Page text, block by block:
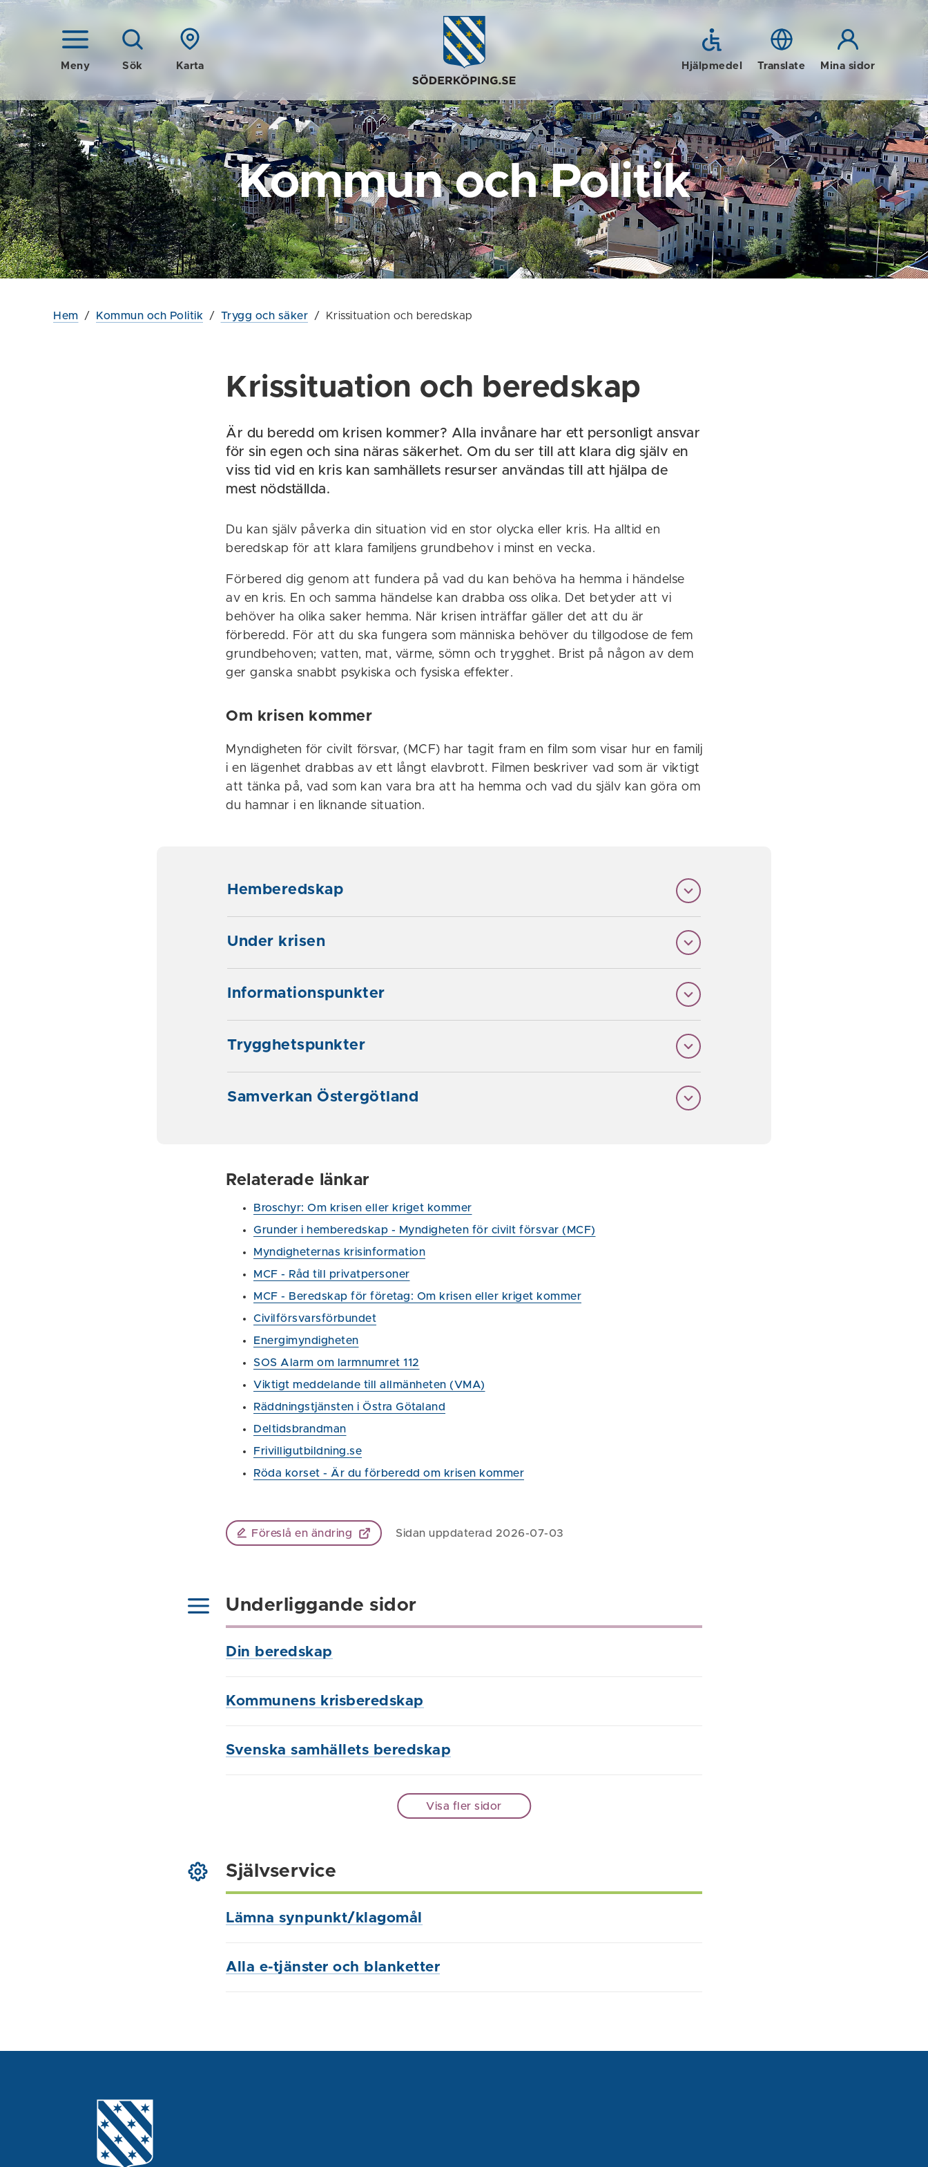
Meny Sök Karta Hjälpmedel Translate Mina sidor
Kommun och Politik
Hem / Kommun och Politik / Trygg och säker / Krissituation och beredskap
Krissituation och beredskap
Är du beredd om krisen kommer? Alla invånare har ett personligt ansvar
för sin egen och sina näras säkerhet. Om du ser till att klara dig själv en
viss tid vid en kris kan samhällets resurser användas till att hjälpa de
mest nödställda.
Du kan själv påverka din situation vid en stor olycka eller kris. Ha alltid en
beredskap för att klara familjens grundbehov i minst en vecka.
Förbered dig genom att fundera på vad du kan behöva ha hemma i händelse
av en kris. En och samma händelse kan drabba oss olika. Det betyder att vi
behöver ha olika saker hemma. När krisen inträffar gäller det att du är
förberedd. För att du ska fungera som människa behöver du tillgodose de fem
grundbehoven; vatten, mat, värme, sömn och trygghet. Brist på någon av dem
ger ganska snabbt psykiska och fysiska effekter.
Om krisen kommer
Myndigheten för civilt försvar, (MCF) har tagit fram en film som visar hur en familj
i en lägenhet drabbas av ett långt elavbrott. Filmen beskriver vad som är viktigt
att tänka på, vad som kan vara bra att ha hemma och vad du själv kan göra om
du hamnar i en liknande situation.
Hemberedskap
Under krisen
Informationspunkter
Trygghetspunkter
Samverkan Östergötland
Relaterade länkar
Broschyr: Om krisen eller kriget kommer
Grunder i hemberedskap - Myndigheten för civilt försvar (MCF)
Myndigheternas krisinformation
MCF - Råd till privatpersoner
MCF - Beredskap för företag: Om krisen eller kriget kommer
Civilförsvarsförbundet
Energimyndigheten
SOS Alarm om larmnumret 112
Viktigt meddelande till allmänheten (VMA)
Räddningstjänsten i Östra Götaland
Deltidsbrandman
Frivilligutbildning.se
Röda korset - Är du förberedd om krisen kommer
Föreslå en ändring Sidan uppdaterad 2026-07-03
Underliggande sidor
Din beredskap
Kommunens krisberedskap
Svenska samhällets beredskap
Visa fler sidor
Självservice
Lämna synpunkt/klagomål
Alla e-tjänster och blanketter